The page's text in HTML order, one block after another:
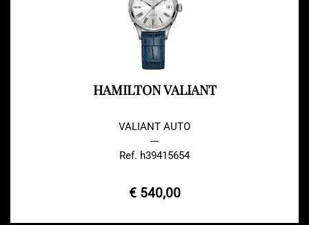
HAMILTON VALIANT
VALIANT AUTO
---
Ref. h39415654
€ 540,00